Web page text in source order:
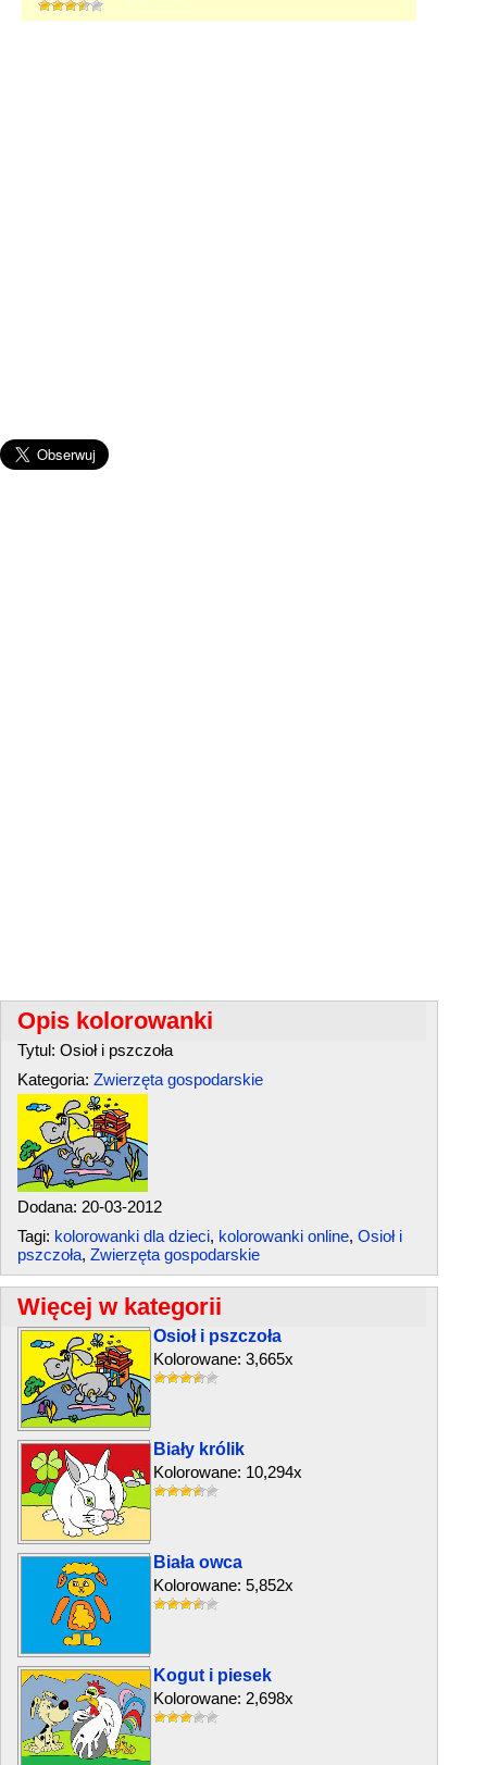
Opis kolorowanki
Tytul: Osioł i pszczoła
Kategoria: Zwierzęta gospodarskie
Dodana: 20-03-2012
Tagi: kolorowanki dla dzieci, kolorowanki online, Osioł i
pszczoła, Zwierzęta gospodarskie
Więcej w kategorii
Osioł i pszczoła
Kolorowane: 3,665x
Biały królik
Kolorowane: 10,294x
Biała owca
Kolorowane: 5,852x
Kogut i piesek
Kolorowane: 2,698x